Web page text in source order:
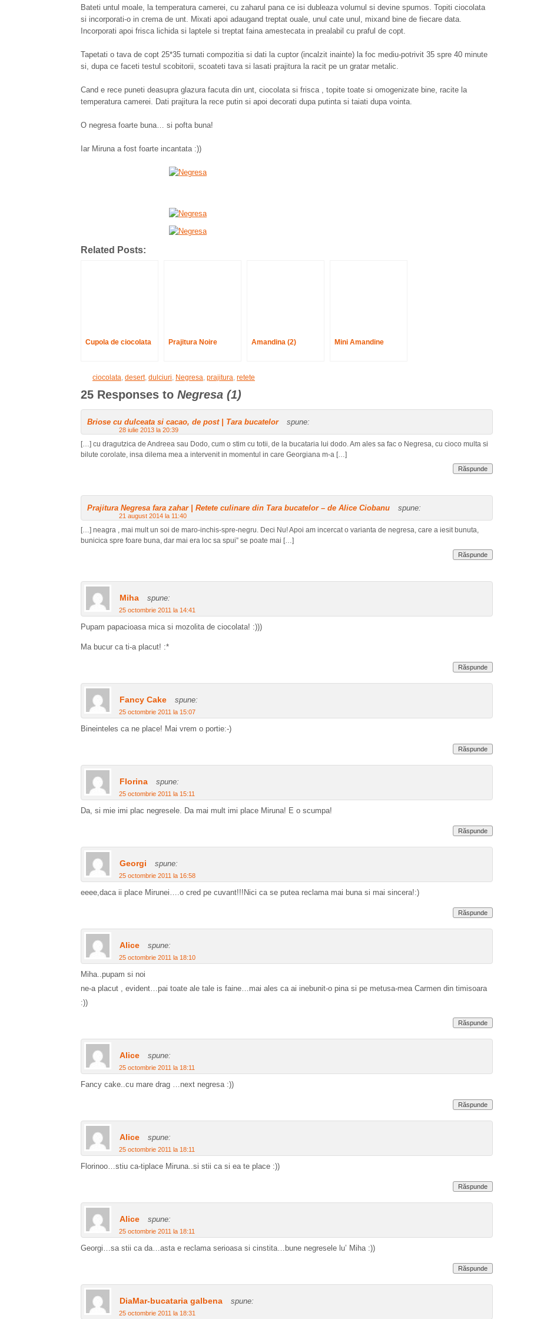
Bateti untul moale, la temperatura camerei, cu zaharul pana ce isi dubleaza volumul si devine spumos. Topiti ciocolata
si incorporati-o in crema de unt. Mixati apoi adaugand treptat ouale, unul cate unul, mixand bine de fiecare data.
Incorporati apoi frisca lichida si laptele si treptat faina amestecata in prealabil cu praful de copt.
Tapetati o tava de copt 25*35 turnati compozitia si dati la cuptor (incalzit inainte) la foc mediu-potrivit 35 spre 40 minute
si, dupa ce faceti testul scobitorii, scoateti tava si lasati prajitura la racit pe un gratar metalic.
Cand e rece puneti deasupra glazura facuta din unt, ciocolata si frisca , topite toate si omogenizate bine, racite la
temperatura camerei. Dati prajitura la rece putin si apoi decorati dupa putinta si taiati dupa vointa.
O negresa foarte buna… si pofta buna!
Iar Miruna a fost foarte incantata :))
Related Posts:
Cupola de ciocolata Prajitura Noire Amandina (2) Mini Amandine
ciocolata, desert, dulciuri, Negresa, prajitura, retete
25 Responses to Negresa (1)
Briose cu dulceata si cacao, de post | Tara bucatelor spune:
28 iulie 2013 la 20:39
[…] cu dragutzica de Andreea sau Dodo, cum o stim cu totii, de la bucataria lui dodo. Am ales sa fac o Negresa, cu cioco multa si
bilute corolate, insa dilema mea a intervenit in momentul in care Georgiana m-a […]
Răspunde
Prajitura Negresa fara zahar | Retete culinare din Tara bucatelor – de Alice Ciobanu spune:
21 august 2014 la 11:40
[…] neagra , mai mult un soi de maro-inchis-spre-negru. Deci Nu! Apoi am incercat o varianta de negresa, care a iesit bunuta,
bunicica spre foare buna, dar mai era loc sa spui” se poate mai […]
Răspunde
Miha spune:
25 octombrie 2011 la 14:41
Pupam papacioasa mica si mozolita de ciocolata! :)))
Ma bucur ca ti-a placut! :*
Răspunde
Fancy Cake spune:
25 octombrie 2011 la 15:07
Bineinteles ca ne place! Mai vrem o portie:-)
Răspunde
Florina spune:
25 octombrie 2011 la 15:11
Da, si mie imi plac negresele. Da mai mult imi place Miruna! E o scumpa!
Răspunde
Georgi spune:
25 octombrie 2011 la 16:58
eeee,daca ii place Mirunei….o cred pe cuvant!!!Nici ca se putea reclama mai buna si mai sincera!:)
Răspunde
Alice spune:
25 octombrie 2011 la 18:10
Miha..pupam si noi
ne-a placut , evident…pai toate ale tale is faine…mai ales ca ai inebunit-o pina si pe metusa-mea Carmen din timisoara
:))
Răspunde
Alice spune:
25 octombrie 2011 la 18:11
Fancy cake..cu mare drag …next negresa :))
Răspunde
Alice spune:
25 octombrie 2011 la 18:11
Florinoo…stiu ca-tiplace Miruna..si stii ca si ea te place :))
Răspunde
Alice spune:
25 octombrie 2011 la 18:11
Georgi…sa stii ca da…asta e reclama serioasa si cinstita…bune negresele lu’ Miha :))
Răspunde
DiaMar-bucataria galbena spune:
25 octombrie 2011 la 18:31